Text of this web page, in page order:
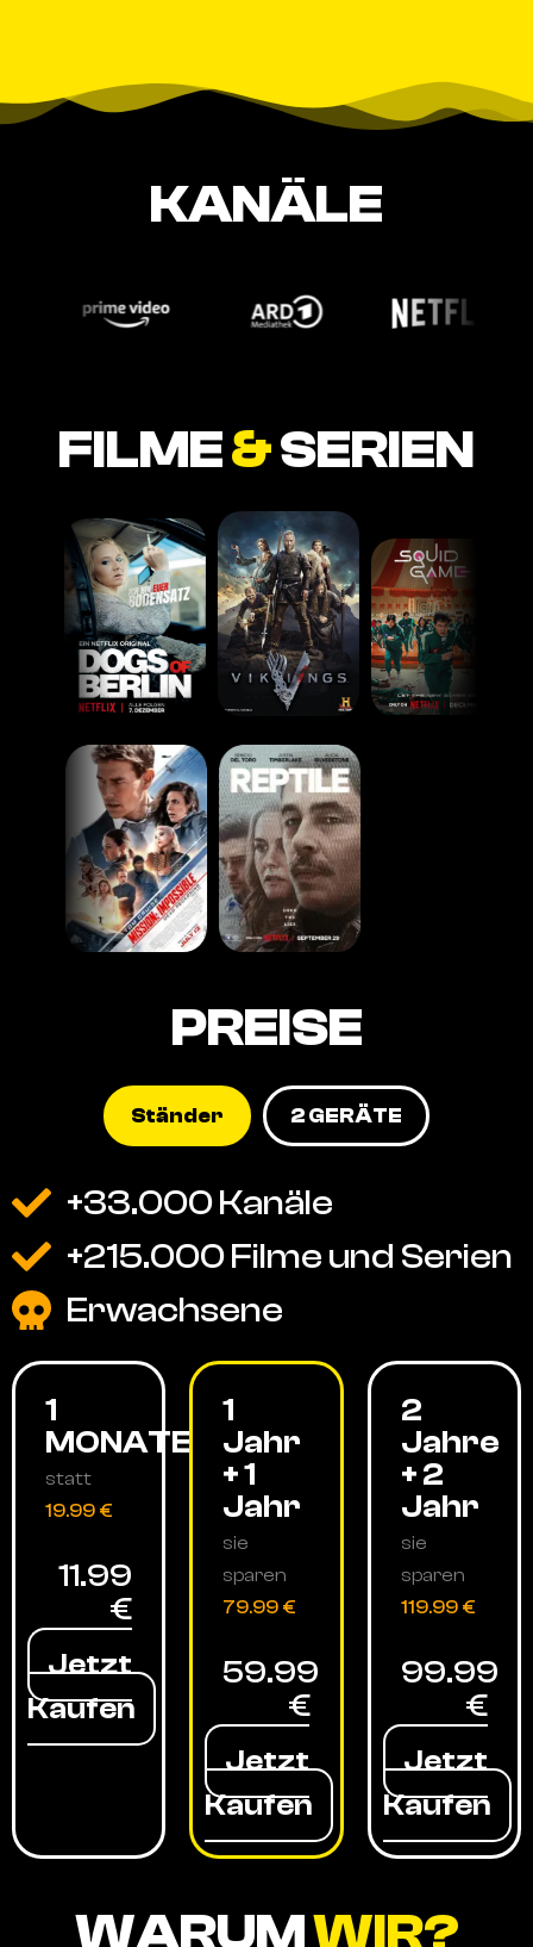
KANÄLE
FILME&SERIEN
PREISE
Ständer 2 GERÄTE
+33.000 Kanäle
+215.000 Filme und Serien
Erwachsene
1
MONATE
statt
19.99 €
11.99
€
Jetzt
Kaufen
1
Jahr
+ 1
Jahr
sie
sparen
79.99 €
59.99
€
Jetzt
Kaufen
2
Jahre
+ 2
Jahr
sie
sparen
119.99 €
99.99
€
Jetzt
Kaufen
WARUMWIR?